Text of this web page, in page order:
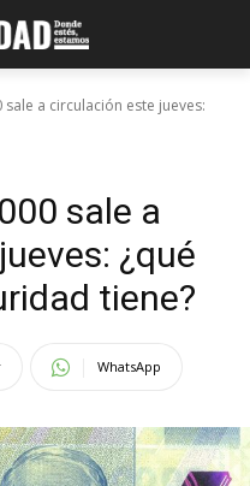
sale a circulación este jueves:
sale a
¿qué
tiene?
WhatsApp